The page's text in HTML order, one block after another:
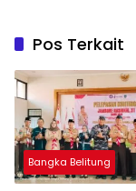
Pos Terkait
Bangka Belitung